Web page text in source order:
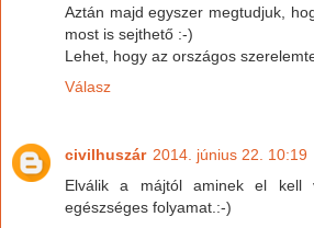
Aztán majd egyszer megtudjuk,
most is sejthető :-)
Lehet, hogy az országos
Válasz
civilhuszár 2014. június 22. 10:19
Elválik a májtól aminek el kell
egészséges folyamat.:-)